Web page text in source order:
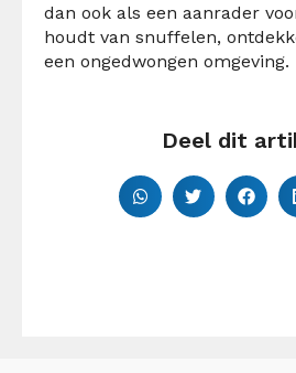
dan ook als een aanrader
houdt van snuffelen,
een ongedwongen omgeving.
Deel dit